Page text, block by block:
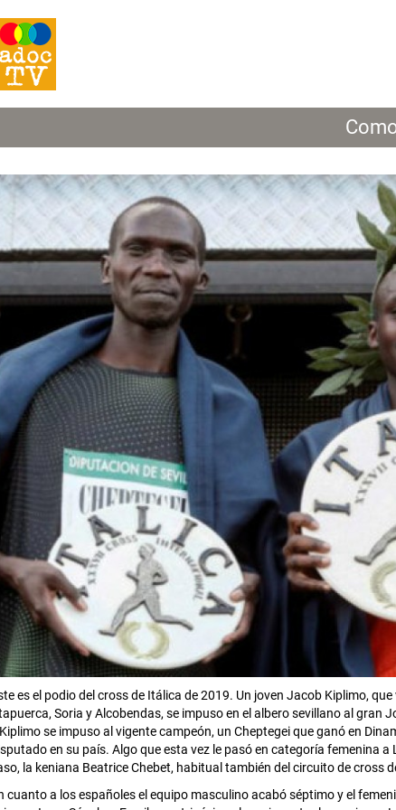
es el podio del cross de Itálica de 2019. Un joven Jacob Kiplimo,
Soria y Alcobendas, se impuso en el albero sevillano al gran
se impuso al vigente campeón, un Cheptegei que ganó en
en su país. Algo que esta vez le pasó en categoría femenina
la keniana Beatrice Chebet, habitual también del circuito de cross
cuanto a los españoles el equipo masculino acabó séptimo y el